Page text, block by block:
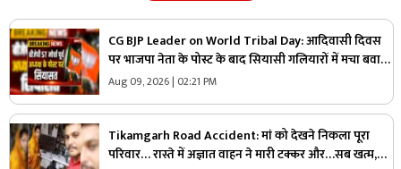
CG BJP Leader on World Tribal Day: आदिवासी दिवस
पर भाजपा नेता के पोस्ट के बाद सियासी गलियारों में मचा बवाल,
जानिए ऐसा क्या कह दिया कि भड़के विपक्षी नेता
Aug 09, 2026 | 02:21 PM
Tikamgarh Road Accident: मां को देखने निकला पूरा
परिवार… रास्ते में अज्ञात वाहन ने मारी टक्कर और…सब खत्म,